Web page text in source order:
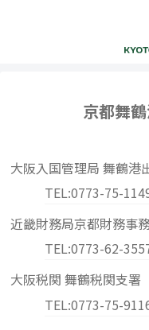
京都舞
大阪入国管理局 舞鶴港
TEL:0773-75-
近畿財務局京都財務事
TEL:0773-62-
大阪税関 舞鶴税関支署
TEL:0773-75-